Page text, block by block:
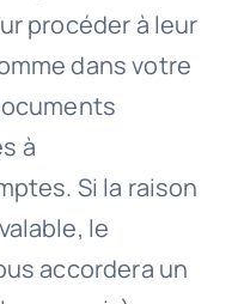
procéder à leur
dans votre
à
Si la raison
le
accordera un